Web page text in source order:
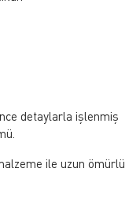
detaylarla işlenmiş
ile uzun ömürlü